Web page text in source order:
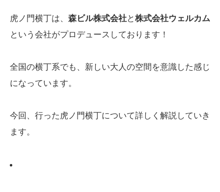
虎ノ門横丁は、 森ビル株式会社と株式会社ウェルカム
という会社がプロデュースしております！
全国の横丁系でも、新しい大人の空間を意識した感じ
になっています。
今回、行った虎ノ門横丁について詳しく解説していき
ます。